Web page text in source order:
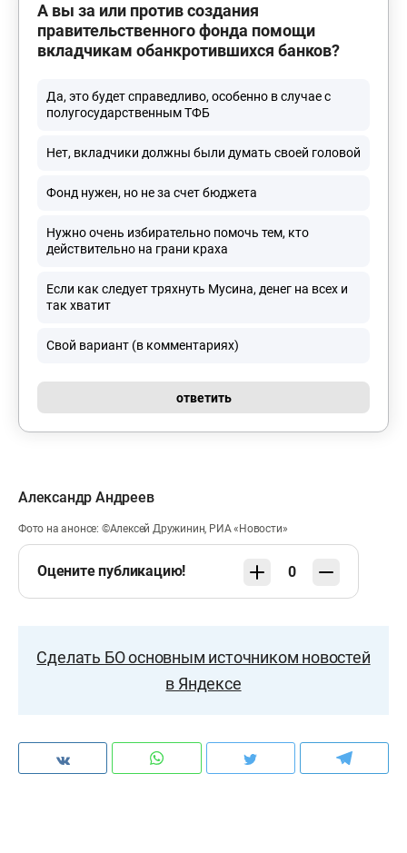
А вы за или против создания
правительственного фонда помощи
вкладчикам обанкротившихся банков?
Да, это будет справедливо, особенно в случае с
полугосударственным ТФБ
Нет, вкладчики должны были думать своей головой
Фонд нужен, но не за счет бюджета
Нужно очень избирательно помочь тем, кто
действительно на грани краха
Если как следует тряхнуть Мусина, денег на всех и
так хватит
Свой вариант (в комментариях)
ответить
Александр Андреев
Фото на анонсе: ©Алексей Дружинин, РИА «Новости»
Оцените публикацию! 0
Сделать БО основным источником новостей
в Яндексе